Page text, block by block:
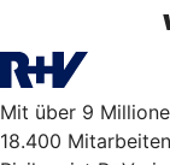
Mit über 9
18.400